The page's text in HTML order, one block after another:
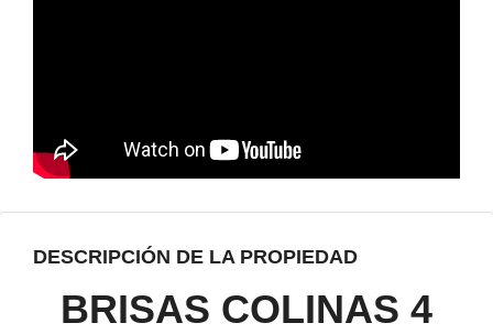
DESCRIPCIÓN DE LA PROPIEDAD
BRISAS COLINAS 4